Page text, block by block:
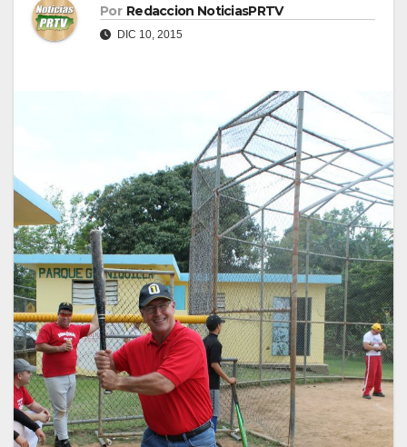
Por Redaccion NoticiasPRTV
DIC 10, 2015